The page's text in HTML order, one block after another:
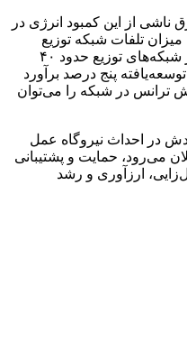
ناشی از این کمبود انرژی در
میزان تلفات شبکه توزیع
نزدیک ده درصد است و اتلاف برق در شبکه‌های توزیع حدود ۴۰
پنج درصد برآورد
ترانس در شبکه را می‌توان
در احداث نیروگاه عمل
می‌رود، حمایت و پشتیبانی
ارزآوری و رشد